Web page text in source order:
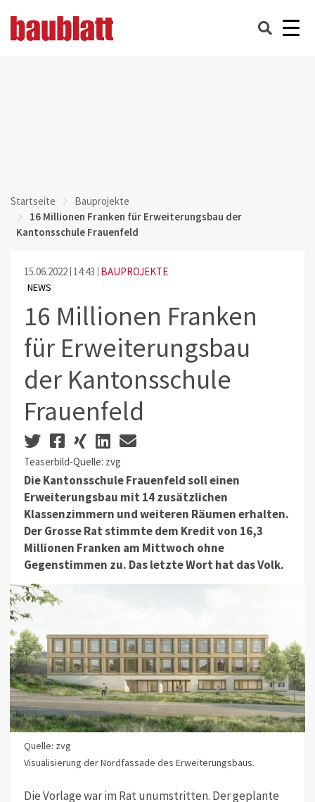
Startseite
Bauprojekte
16 Millionen Franken für Erweiterungsbau der
Kantonsschule Frauenfeld
15.06.2022 14:43 BAUPROJEKTE
NEWS
16 Millionen Franken
für Erweiterungsbau
der Kantonsschule
Frauenfeld
Teaserbild-Quelle: zvg
Die Kantonsschule Frauenfeld soll einen
Erweiterungsbau mit 14 zusätzlichen
Klassenzimmern und weiteren Räumen erhalten.
Der Grosse Rat stimmte dem Kredit von 16,3
Millionen Franken am Mittwoch ohne
Gegenstimmen zu. Das letzte Wort hat das Volk.
Quelle: zvg
Visualisierung der Nordfassade des Erweiterungsbaus.
Die Vorlage war im Rat unumstritten. Der geplante